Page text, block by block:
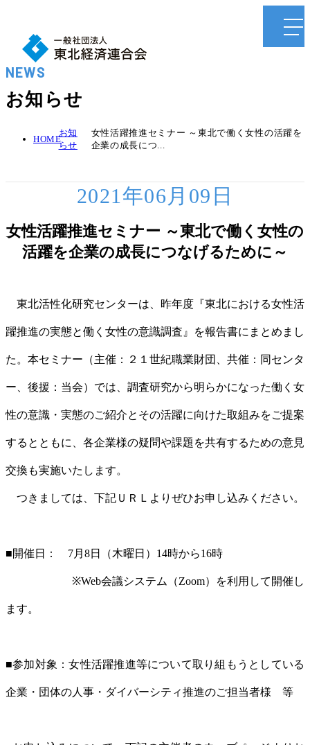
NEWS
お知らせ
HOME
お知
らせ
女性活躍推進セミナー ～東北で働く女性の活躍を
企業の成長につ...
2021年06月09日
女性活躍推進セミナー ～東北で働く女性の
活躍を企業の成長につなげるために～
東北活性化研究センターは、昨年度『東北における女性活
躍推進の実態と働く女性の意識調査』を報告書にまとめまし
た。本セミナー（主催：２１世紀職業財団、共催：同センタ
ー、後援：当会）では、調査研究から明らかになった働く女
性の意識・実態のご紹介とその活躍に向けた取組みをご提案
するとともに、各企業様の疑問や課題を共有するための意見
交換も実施いたします。
つきましては、下記ＵＲＬよりぜひお申し込みください。
■開催日： 7月8日（木曜日）14時から16時
※Web会議システム（Zoom）を利用して開催し
ます。
■参加対象：女性活躍推進等について取り組もうとしている
企業・団体の人事・ダイバーシティ推進のご担当者様 等